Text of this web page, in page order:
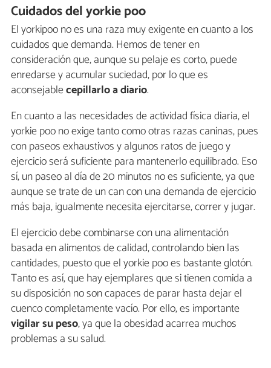
Cuidados del yorkie poo
El yorkipoo no es una raza muy exigente en cuanto a los
cuidados que demanda. Hemos de tener en
consideración que, aunque su pelaje es corto, puede
enredarse y acumular suciedad, por lo que es
aconsejablecepillarlo a diario.
En cuanto a las necesidades de actividad física diaria, el
yorkie poo no exige tanto como otras razas caninas, pues
con paseos exhaustivos y algunos ratos de juego y
ejercicio será suficiente para mantenerlo equilibrado. Eso
sí, un paseo al día de 20 minutos no es suficiente, ya que
aunque se trate de un can con una demanda de ejercicio
más baja, igualmente necesita ejercitarse, correr y jugar.
El ejercicio debe combinarse con una alimentación
basada en alimentos de calidad, controlando bien las
cantidades, puesto que el yorkie poo es bastante glotón.
Tanto es así, que hay ejemplares que si tienen comida a
su disposición no son capaces de parar hasta dejar el
cuenco completamente vacío. Por ello, es importante
vigilar su peso, ya que la obesidad acarrea muchos
problemas a su salud.